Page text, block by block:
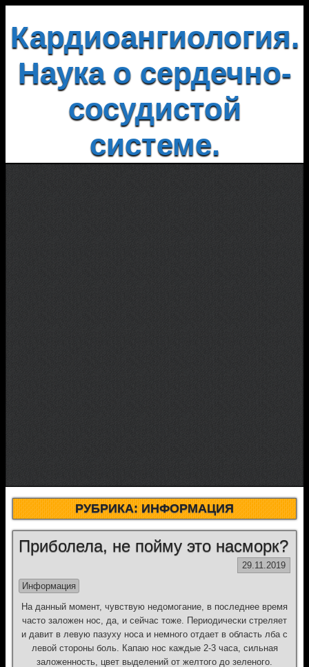
Кардиоангиология.
Наука о сердечно-
сосудистой
системе.
РУБРИКА:ИНФОРМАЦИЯ
Приболела, не пойму это насморк?
29.11.2019
Информация
На данный момент, чувствую недомогание, в последнее время
часто заложен нос, да, и сейчас тоже. Периодически стреляет
и давит в левую пазуху носа и немного отдает в область лба с
левой стороны боль. Капаю нос каждые 2-3 часа, сильная
заложенность, цвет выделений от желтого до зеленого.